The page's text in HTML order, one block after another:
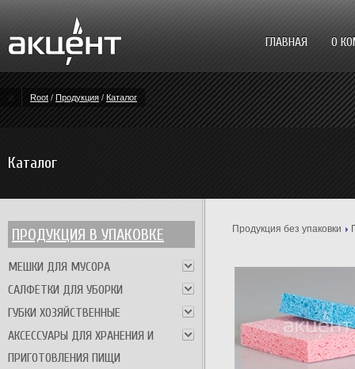
ГЛАВНАЯ О
Root / Продукция / Каталог
Каталог
ПРОДУКЦИЯ В УПАКОВКЕ
МЕШКИ ДЛЯ МУСОРА
САЛФЕТКИ ДЛЯ УБОРКИ
ГУБКИ ХОЗЯЙСТВЕННЫЕ
АКСЕССУАРЫ ДЛЯ ХРАНЕНИЯ И
ПРИГОТОВЛЕНИЯ ПИЩИ
Продукция без упаковки